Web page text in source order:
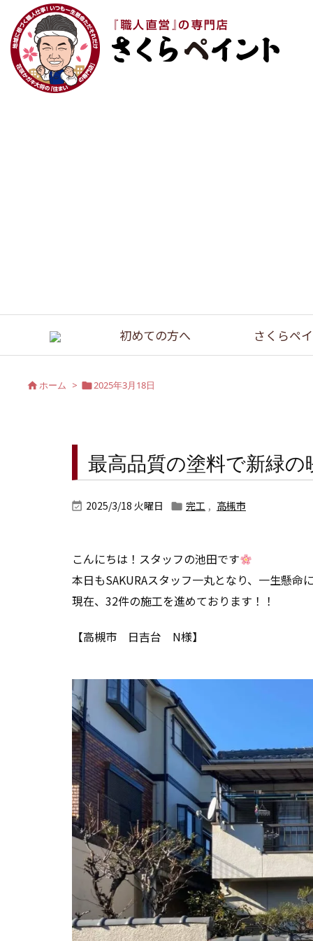
初めての方へ さくらペ
ホーム > 2025年3月18日
最高品質の塗料で新緑
 2025/3/18 火曜日  完工 , 高槻市
こんにちは！スタッフの池田です
本日もSAKURAスタッフ一丸となり、一生懸命
現在、32件の施工を進めております！！
【高槻市 日吉台 N様】